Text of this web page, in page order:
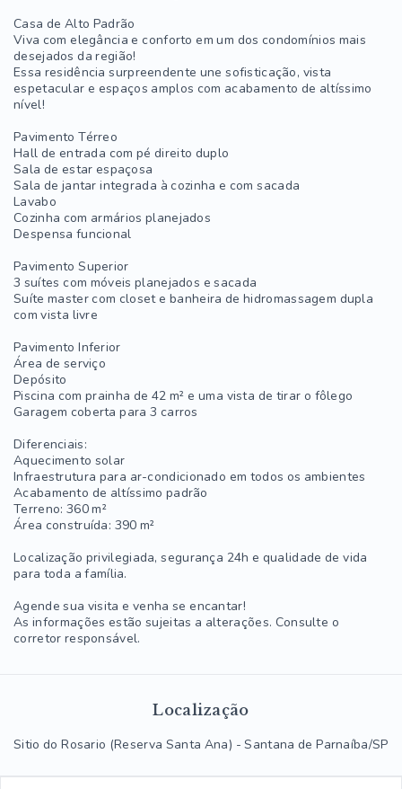
Casa de Alto Padrão
Viva com elegância e conforto em um dos condomínios mais
desejados da região!
Essa residência surpreendente une sofisticação, vista
espetacular e espaços amplos com acabamento de altíssimo
nível!
Pavimento Térreo
Hall de entrada com pé direito duplo
Sala de estar espaçosa
Sala de jantar integrada à cozinha e com sacada
Lavabo
Cozinha com armários planejados
Despensa funcional
Pavimento Superior
3 suítes com móveis planejados e sacada
Suíte master com closet e banheira de hidromassagem dupla
com vista livre
Pavimento Inferior
Área de serviço
Depósito
Piscina com prainha de 42 m² e uma vista de tirar o fôlego
Garagem coberta para 3 carros
Diferenciais:
Aquecimento solar
Infraestrutura para ar-condicionado em todos os ambientes
Acabamento de altíssimo padrão
Terreno: 360 m²
Área construída: 390 m²
Localização privilegiada, segurança 24h e qualidade de vida
para toda a família.
Agende sua visita e venha se encantar!
As informações estão sujeitas a alterações. Consulte o
corretor responsável.
Localização
Sitio do Rosario (Reserva Santa Ana) - Santana de Parnaíba/SP